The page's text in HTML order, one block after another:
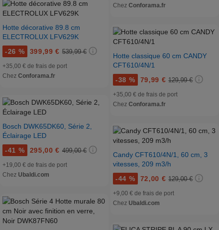
Hotte décorative 89.8 cm
ELECTROLUX LFV629K
-26 % 399,99 € 539,99 €
+35,00 € de frais de port
Chez Conforama.fr
Bosch DWK65DK60, Série 2,
Éclairage LED
-41 % 295,00 € 499,00 €
+19,00 € de frais de port
Chez Ubaldi.com
Chez Conforama.fr
Hotte classique 60 cm CANDY
CFT610/4N/1
-38 % 79,99 € 129,99 €
+35,00 € de frais de port
Chez Conforama.fr
Candy CFT610/4N/1, 60 cm, 3
vitesses, 209 m3/h
-44 % 72,00 € 129,00 €
+9,00 € de frais de port
Chez Ubaldi.com